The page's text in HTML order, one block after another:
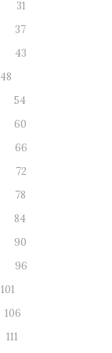
31
37
43
48
54
60
66
72
78
84
90
96
101
106
111